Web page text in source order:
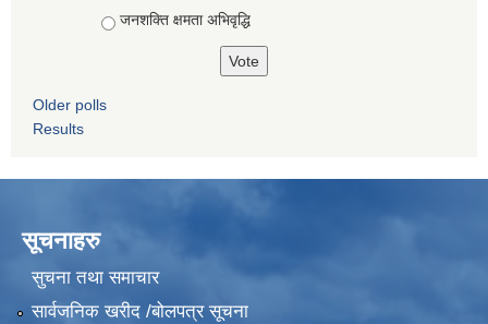
जनशक्ति क्षमता अभिवृद्धि
Older polls
Results
सूचनाहरु
सुचना तथा समाचार
सार्वजनिक खरीद /बोलपत्र सूचना